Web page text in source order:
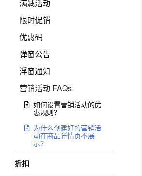
满减活动
限时促销
优惠码
弹窗公告
浮窗通知
营销活动 FAQs
如何设置营销活动的优
惠规则？
为什么创建好的营销活
动在商品详情页不展
示？
折扣